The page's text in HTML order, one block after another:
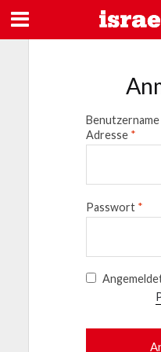
Adresse *
Passwort *